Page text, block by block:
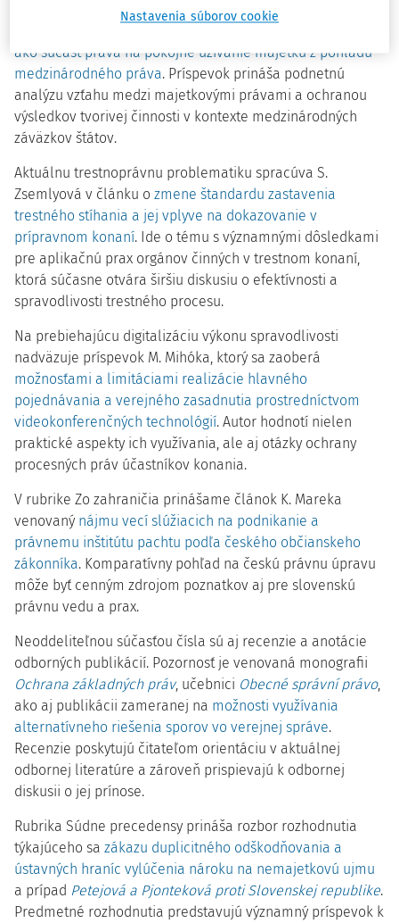
Významnej oblasti ochrany práv sa venuje aj príspevok E.
ako súčasť práva na pokojné užívanie majetku z pohľadu
medzinárodného práva. Príspevok prináša podnetnú
analýzu vzťahu medzi majetkovými právami a ochranou
výsledkov tvorivej činnosti v kontexte medzinárodných
záväzkov štátov.
Aktuálnu trestnoprávnu problematiku spracúva S.
Zsemlyová v článku o zmene štandardu zastavenia
trestného stíhania a jej vplyve na dokazovanie v
prípravnom konaní. Ide o tému s významnými dôsledkami
pre aplikačnú prax orgánov činných v trestnom konaní,
ktorá súčasne otvára širšiu diskusiu o efektívnosti a
spravodlivosti trestného procesu.
Na prebiehajúcu digitalizáciu výkonu spravodlivosti
nadväzuje príspevok M. Mihóka, ktorý sa zaoberá
možnosťami a limitáciami realizácie hlavného
pojednávania a verejného zasadnutia prostredníctvom
videokonferenčných technológií. Autor hodnotí nielen
praktické aspekty ich využívania, ale aj otázky ochrany
procesných práv účastníkov konania.
V rubrike Zo zahraničia prinášame článok K. Mareka
venovaný nájmu vecí slúžiacich na podnikanie a
právnemu inštitútu pachtu podľa českého občianskeho
zákonníka. Komparatívny pohľad na českú právnu úpravu
môže byť cenným zdrojom poznatkov aj pre slovenskú
právnu vedu a prax.
Neoddeliteľnou súčasťou čísla sú aj recenzie a anotácie
odborných publikácií. Pozornosť je venovaná monografii
Ochrana základných práv, učebnici Obecné správní právo,
ako aj publikácii zameranej na možnosti využívania
alternatívneho riešenia sporov vo verejnej správe.
Recenzie poskytujú čitateľom orientáciu v aktuálnej
odbornej literatúre a zároveň prispievajú k odbornej
diskusii o jej prínose.
Rubrika Súdne precedensy prináša rozbor rozhodnutia
týkajúceho sa zákazu duplicitného odškodňovania a
ústavných hraníc vylúčenia nároku na nemajetkovú ujmu
a prípad Petejová a Pjonteková proti Slovenskej republike.
Predmetné rozhodnutia predstavujú významný príspevok k
Nastavenia súborov cookie